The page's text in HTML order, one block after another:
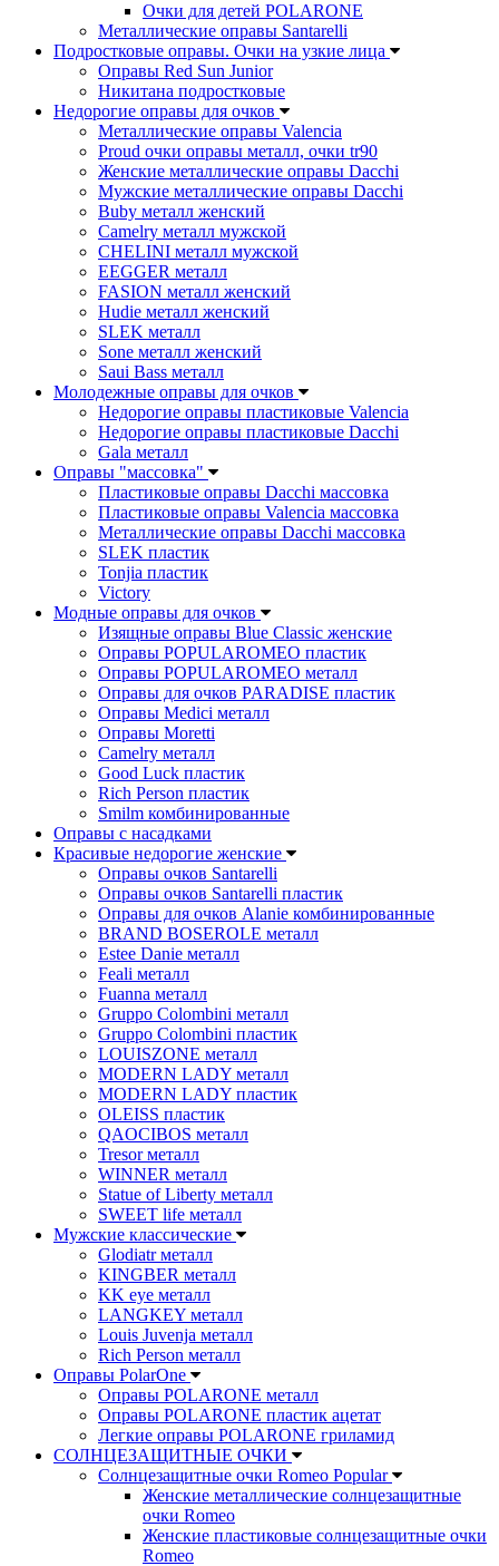
Очки для детей POLARONE
Металлические оправы Santarelli
Подростковые оправы. Очки на узкие лица
Оправы Red Sun Junior
Никитана подростковые
Недорогие оправы для очков
Металлические оправы Valencia
Proud очки оправы металл, очки tr90
Женские металлические оправы Dacchi
Мужские металлические оправы Dacchi
Buby металл женский
Camelry металл мужской
CHELINI металл мужской
EEGGER металл
FASION металл женский
Hudie металл женский
SLEK металл
Sone металл женский
Saui Bass металл
Молодежные оправы для очков
Недорогие оправы пластиковые Valencia
Недорогие оправы пластиковые Dacchi
Gala металл
Оправы "массовка"
Пластиковые оправы Dacchi массовка
Пластиковые оправы Valencia массовка
Металлические оправы Dacchi массовка
SLEK пластик
Tonjia пластик
Victory
Модные оправы для очков
Изящные оправы Blue Classic женские
Оправы POPULAROMEO пластик
Оправы POPULAROMEO металл
Оправы для очков PARADISE пластик
Оправы Medici металл
Оправы Moretti
Camelry металл
Good Luck пластик
Rich Person пластик
Smilm комбинированные
Оправы с насадками
Красивые недорогие женские
Оправы очков Santarelli
Оправы очков Santarelli пластик
Оправы для очков Alanie комбинированные
BRAND BOSEROLE металл
Estee Danie металл
Feali металл
Fuanna металл
Gruppo Colombini металл
Gruppo Colombini пластик
LOUISZONE металл
MODERN LADY металл
MODERN LADY пластик
OLEISS пластик
QAOCIBOS металл
Tresor металл
WINNER металл
Statue of Liberty металл
SWEET life металл
Мужские классические
Glodiatr металл
KINGBER металл
KK eye металл
LANGKEY металл
Louis Juvenja металл
Rich Person металл
Оправы PolarOne
Оправы POLARONE металл
Оправы POLARONE пластик ацетат
Легкие оправы POLARONE гриламид
СОЛНЦЕЗАЩИТНЫЕ ОЧКИ
Солнцезащитные очки Romeo Popular
Женские металлические солнцезащитные
очки Romeo
Женские пластиковые солнцезащитные очки
Romeo